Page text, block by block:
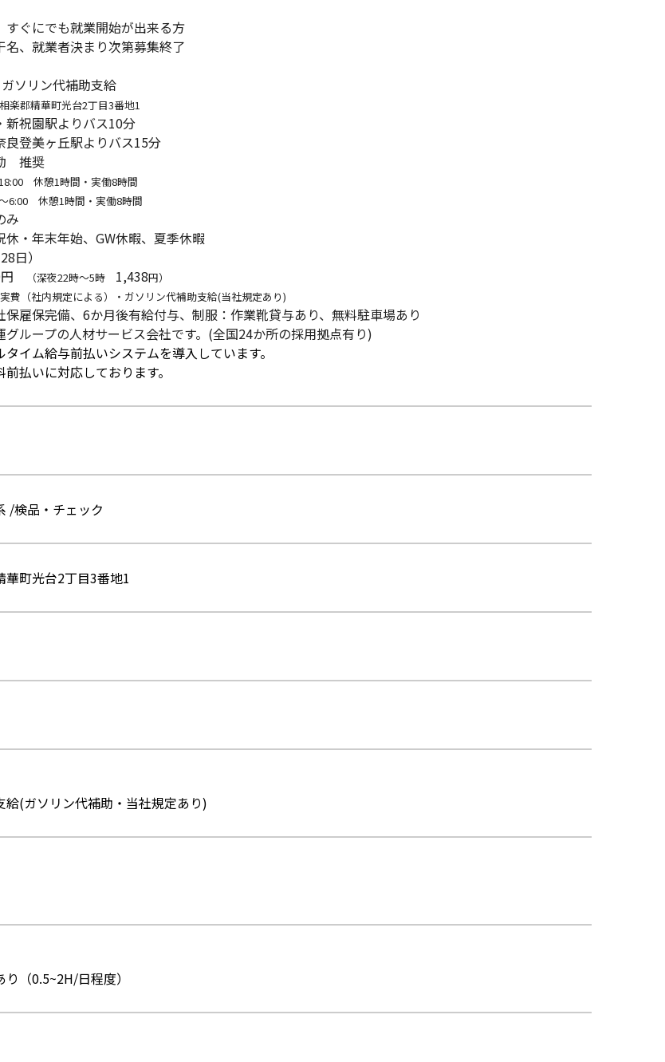
すぐにでも就業開始が出来る方
名、就業者決まり次第募集終了
ソリン代補助支給
楽郡精華町光台2丁目3番地1
新祝園駅よりバス10分
ヶ丘駅よりバス15分
推奨
休憩1時間・実働8時間
休憩1時間・実働8時間
み
休・年末年始、GW休暇、夏季休暇
日）
円
（深夜22時～5時 1,438円）
実費（社内規定による）・ガソリン代補助支給(当社規定あり)
保雇保完備、6か月後有給付与、制服：作業靴貸与あり、無料駐車場あり
グループの人材サービス会社です。(全国24か所の採用拠点有り)
イム給与前払いシステムを導入しています。
払いに対応しております。
/検品・チェック
華町光台2丁目3番地1
(ガソリン代補助・当社規定あり)
（0.5~2H/日程度）